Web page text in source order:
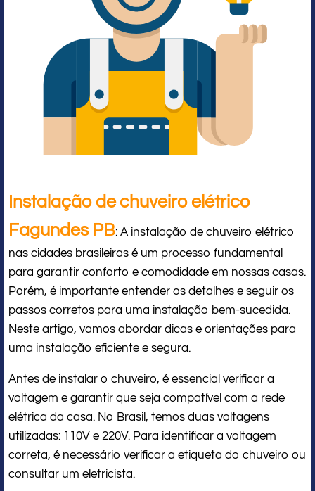
Instalação de chuveiro elétrico
Fagundes PB: A instalação de chuveiro elétrico
nas cidades brasileiras é um processo fundamental
para garantir conforto e comodidade em nossas casas.
Porém, é importante entender os detalhes e seguir os
passos corretos para uma instalação bem-sucedida.
Neste artigo, vamos abordar dicas e orientações para
uma instalação eficiente e segura.
Antes de instalar o chuveiro, é essencial verificar a
voltagem e garantir que seja compatível com a rede
elétrica da casa. No Brasil, temos duas voltagens
utilizadas: 110V e 220V. Para identificar a voltagem
correta, é necessário verificar a etiqueta do chuveiro ou
consultar um eletricista.